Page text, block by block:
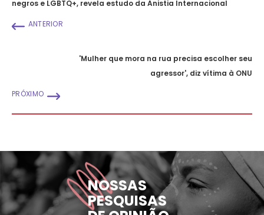
negros e LGBTQ+, revela estudo da Anistia Internacional
ANTERIOR
'Mulher que mora na rua precisa escolher seu
agressor', diz vítima à ONU
PRÓXIMO
NOSSAS
PESQUISAS